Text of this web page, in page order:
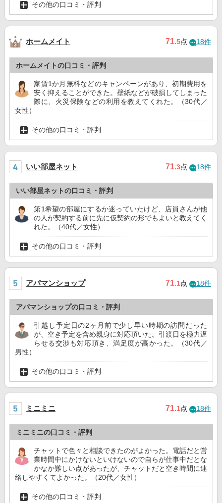
その他の口コミ・評判
ホームメイト 71.5点 18件
ホームメイトの口コミ・評判
家賃1か月無料などのキャンペーンがあり、初期費用を
安く抑えることができた。壁紙などが破損してしまった
際に、火災保険などの利用を教えてくれた。（30代／
女性）
その他の口コミ・評判
いい部屋ネット 71.3点 18件
いい部屋ネットの口コミ・評判
第1希望の部屋にするか迷っていたけど、店員さんが他
の人が契約する前に先に仮契約の形でもよいと教えてく
れた。（40代／女性）
その他の口コミ・評判
アパマンショップ 71.1点 18件
アパマンショップの口コミ・評判
引越し予定日の2ヶ月前で少し早い時期の訪問だった
が、空き予定を含め親身に対応頂いた。引渡日を極力遅
らせる交渉も対応頂き、満足度が高かった。（30代／
男性）
その他の口コミ・評判
ミニミニ 71.1点 18件
ミニミニの口コミ・評判
チャットで色々と相談できたのがよかった。電話だと営
業時間中にかけないといけないので自らが仕事中だとな
かなか難しい点があったが、チャットだと空き時間に連
絡しやすくてよかった。（20代／女性）
その他の口コミ・評判